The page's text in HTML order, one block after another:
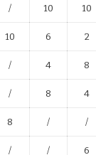
/ 10 10
10 6 2
/ 4 8
/ 8 4
8 / /
/ / 6